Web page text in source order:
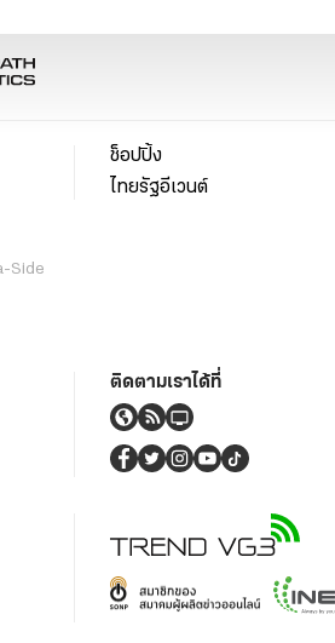
Side
ช็อปปิ้ง
ไทยรัฐอีเวนต์
ติดตามเราได้ที่